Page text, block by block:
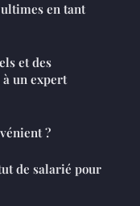
en tant
et des
un expert
?
de salarié pour